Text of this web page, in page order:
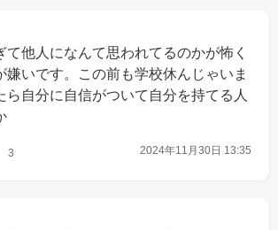
て他人になんて思われてるのかが怖く
嫌いです。この前も学校休んじゃいま
ら自分に自信がついて自分を持てる人
3 2024年11月30日 13:35